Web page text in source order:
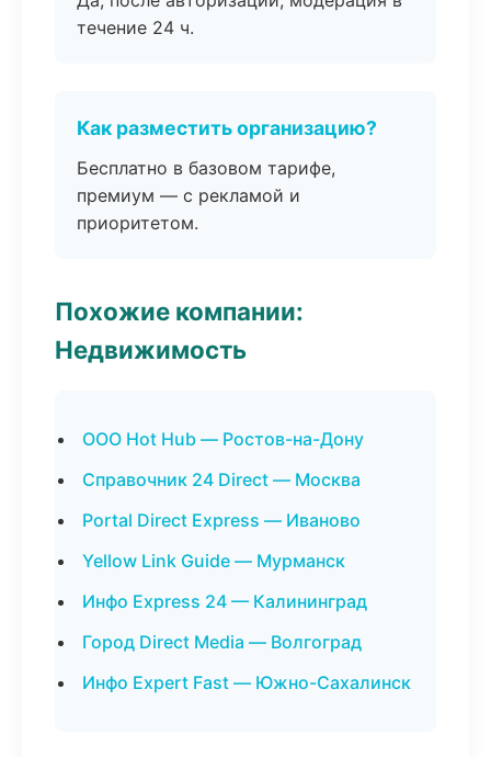
течение 24 ч.
Как разместить организацию?
Бесплатно в базовом тарифе,
премиум — с рекламой и
приоритетом.
Похожие компании:
Недвижимость
ООО Hot Hub — Ростов-на-Дону
Справочник 24 Direct — Москва
Portal Direct Express — Иваново
Yellow Link Guide — Мурманск
Инфо Express 24 — Калининград
Город Direct Media — Волгоград
Инфо Expert Fast — Южно-Сахалинск